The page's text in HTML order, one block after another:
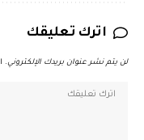
اترك تعليقك
لن يتم نشر عنوان بريدك الإلكتروني.